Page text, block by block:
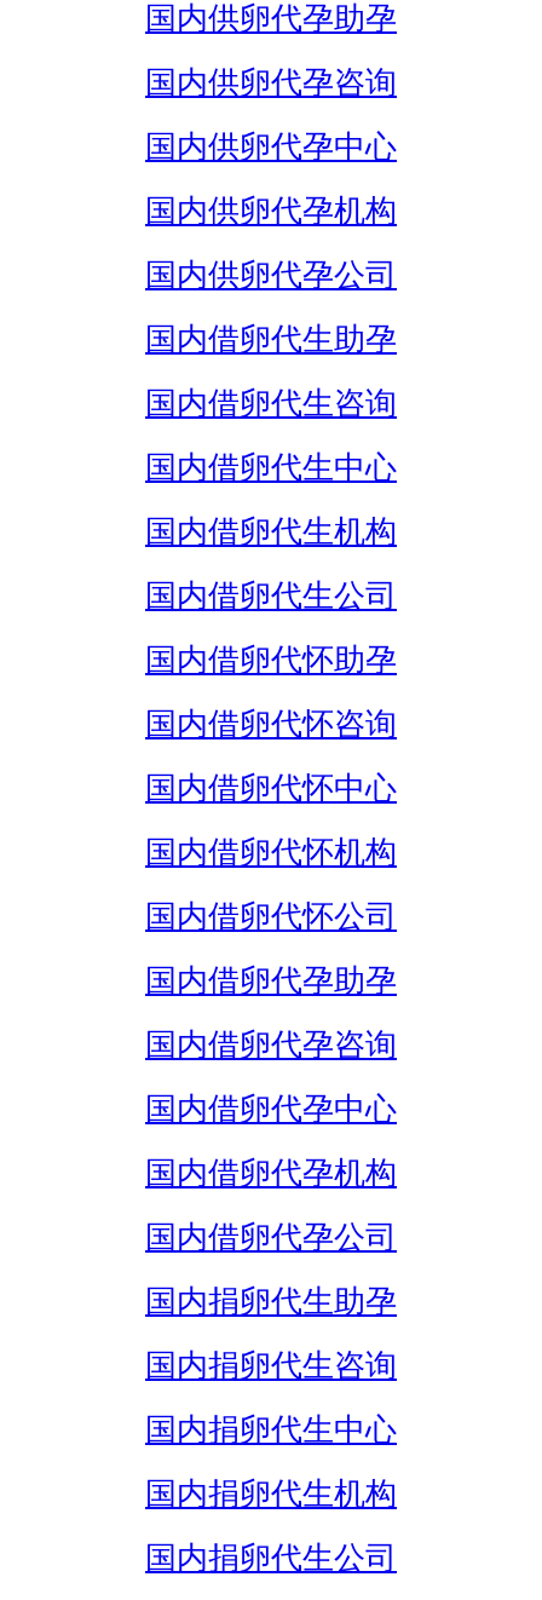
国内供卵代孕助孕
国内供卵代孕咨询
国内供卵代孕中心
国内供卵代孕机构
国内供卵代孕公司
国内借卵代生助孕
国内借卵代生咨询
国内借卵代生中心
国内借卵代生机构
国内借卵代生公司
国内借卵代怀助孕
国内借卵代怀咨询
国内借卵代怀中心
国内借卵代怀机构
国内借卵代怀公司
国内借卵代孕助孕
国内借卵代孕咨询
国内借卵代孕中心
国内借卵代孕机构
国内借卵代孕公司
国内捐卵代生助孕
国内捐卵代生咨询
国内捐卵代生中心
国内捐卵代生机构
国内捐卵代生公司